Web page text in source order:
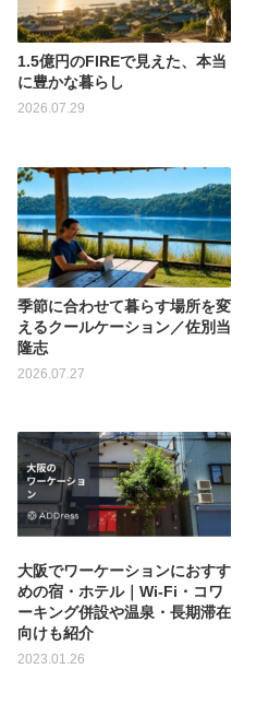
1.5億円のFIREで見えた、本当
に豊かな暮らし
2026.07.29
季節に合わせて暮らす場所を変
えるクールケーション／佐別当
隆志
2026.07.27
大阪でワーケーションにおすす
めの宿・ホテル｜Wi-Fi・コワ
ーキング併設や温泉・長期滞在
向けも紹介
2023.01.26